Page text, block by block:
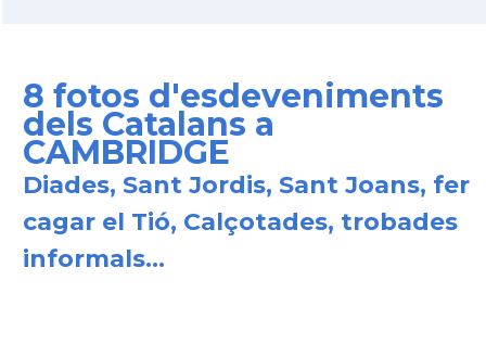
8 fotos d'esdeveniments
dels Catalans a
CAMBRIDGE
Diades, Sant Jordis, Sant Joans, fer
cagar el Tió, Calçotades, trobades
informals...